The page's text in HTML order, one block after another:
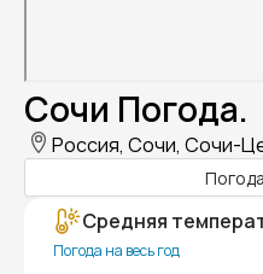
Сочи Погода.
Россия, Сочи, Сочи-
Средняя
Погода на весь год